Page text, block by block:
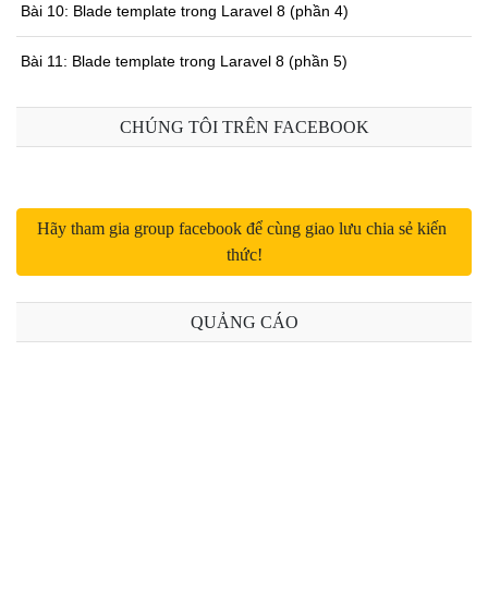
Bài 10: Blade template trong Laravel 8 (phần 4)
Bài 11: Blade template trong Laravel 8 (phần 5)
Bài 12: Request trong Laravel 8 (phần 1)
Bài 14: Upload file trong Laravel 8
Bài 15: Response trong Laravel 8
Bài 16: Middleware trong Laravel 8
CHÚNG TÔI TRÊN FACEBOOK
Hãy tham gia group facebook để cùng giao lưu chia sẻ kiến
thức!
QUẢNG CÁO